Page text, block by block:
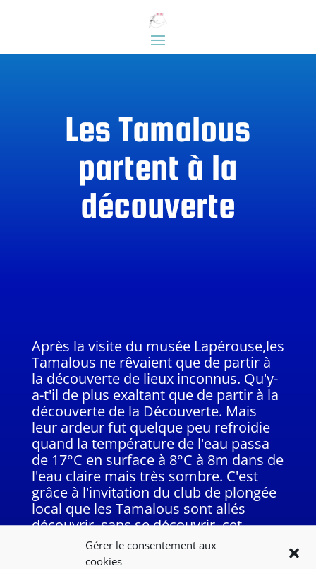
Gérer le consentement aux
cookies
Les Tamalous
partent à la
découverte
Après la visite du musée Lapérouse,les
Tamalous ne rêvaient que de partir à
la découverte de lieux inconnus. Qu'y-
a-t'il de plus exaltant que de partir à la
découverte de la Découverte. Mais
leur ardeur fut quelque peu refroidie
quand la température de l'eau passa
de 17°C en surface à 8°C à 8m dans de
l'eau claire mais très sombre. C'est
grâce à l'invitation du club de plongée
local que les Tamalous sont allés
découvrir, sans se découvrir, cet
espace équipé pour la formation des
plongeurs jusqu’à 36m.